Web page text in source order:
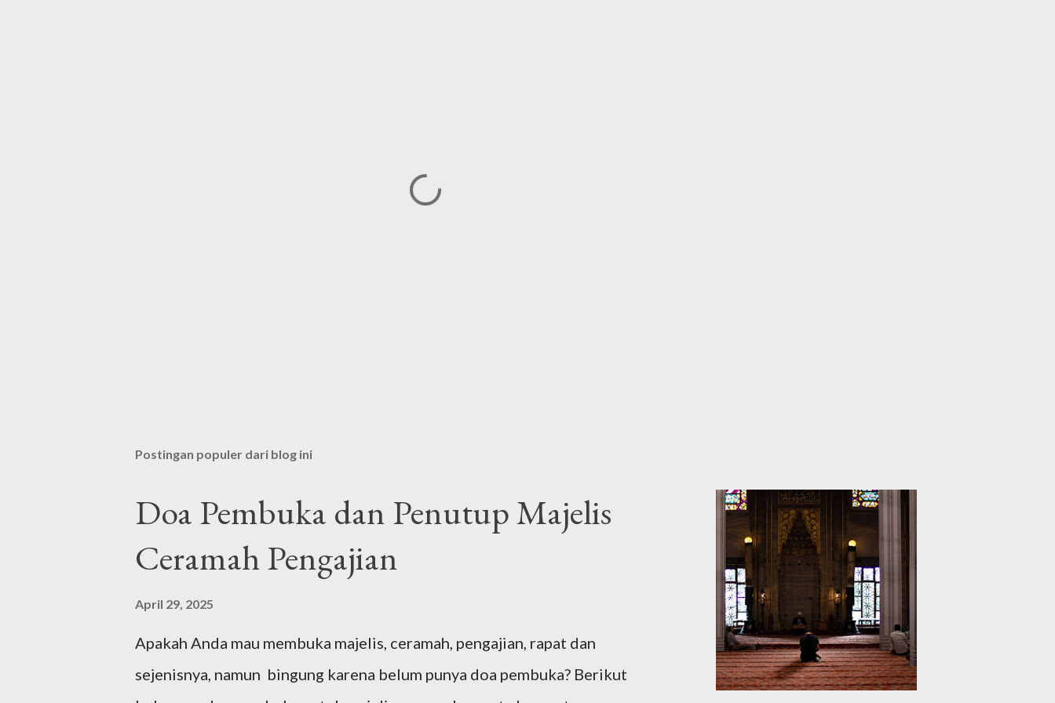
Postingan populer dari blog ini
Doa Pembuka dan Penutup Majelis
Ceramah Pengajian
April 29, 2025
Apakah Anda mau membuka majelis, ceramah, pengajian, rapat dan
sejenisnya, namun bingung karena belum punya doa pembuka? Berikut